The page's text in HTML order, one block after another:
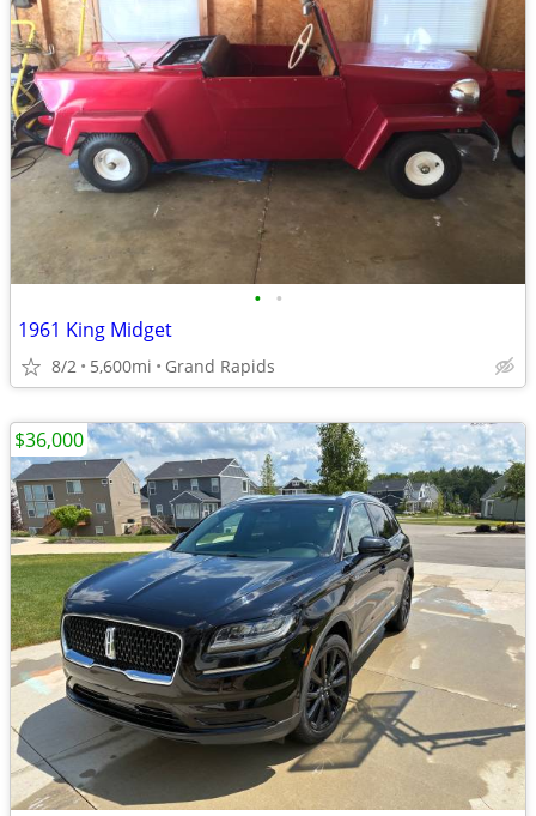
• •
1961 King Midget
8/2 5,600mi Grand Rapids
$36,000